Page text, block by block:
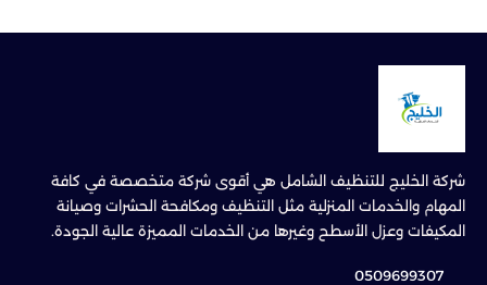
شركة الخليج للتنظيف الشامل هي أقوى شركة متخصصة في كافة
المهام والخدمات المنزلية مثل التنظيف ومكافحة الحشرات وصيانة
المكيفات وعزل الأسطح وغيرها من الخدمات المميزة عالية الجودة.
0509699307